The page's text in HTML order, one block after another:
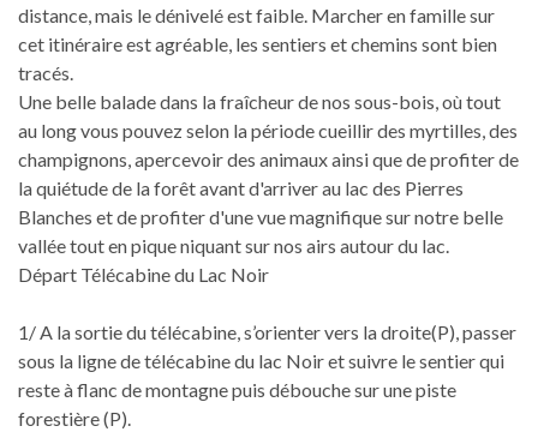
distance, mais le dénivelé est faible. Marcher en famille sur
cet itinéraire est agréable, les sentiers et chemins sont bien
tracés.
Une belle balade dans la fraîcheur de nos sous-bois, où tout
au long vous pouvez selon la période cueillir des myrtilles, des
champignons, apercevoir des animaux ainsi que de profiter de
la quiétude de la forêt avant d'arriver au lac des Pierres
Blanches et de profiter d'une vue magnifique sur notre belle
vallée tout en pique niquant sur nos airs autour du lac.
Départ Télécabine du Lac Noir
1/ A la sortie du télécabine, s’orienter vers la droite(P), passer
sous la ligne de télécabine du lac Noir et suivre le sentier qui
reste à flanc de montagne puis débouche sur une piste
forestière (P).